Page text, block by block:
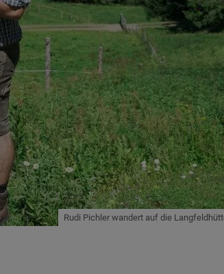
Rudi Pichler wandert auf die